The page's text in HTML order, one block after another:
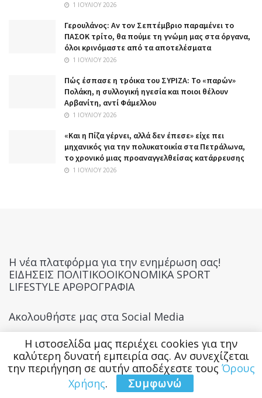
1 ΙΟΥΛΊΟΥ 2026
Γερουλάνος: Αν τον Σεπτέμβριο παραμένει το
ΠΑΣΟΚ τρίτο, θα πούμε τη γνώμη μας στα όργανα,
όλοι κρινόμαστε από τα αποτελέσματα
1 ΙΟΥΛΊΟΥ 2026
Πώς έσπασε η τρόικα του ΣΥΡΙΖΑ: Το «παρών»
Πολάκη, η συλλογική ηγεσία και ποιοι θέλουν
Αρβανίτη, αντί Φάμελλου
1 ΙΟΥΛΊΟΥ 2026
«Και η Πίζα γέρνει, αλλά δεν έπεσε» είχε πει
μηχανικός για την πολυκατοικία στα Πετράλωνα,
το χρονικό μιας προαναγγελθείσας κατάρρευσης
1 ΙΟΥΛΊΟΥ 2026
Η νέα πλατφόρμα για την ενημέρωση σας!
ΕΙΔΗΣΕΙΣ ΠΟΛΙΤΙΚΟΟΙΚΟΝΟΜΙΚΑ SPORT
Ακολουθήστε μας στα Social Media
Τελευταία Νέα
Η ιστοσελίδα μας περιέχει cookies για την
καλύτερη δυνατή εμπειρία σας. Αν συνεχίζεται
την περιήγηση σε αυτήν αποδέχεστε τους Όρους
Χρήσης. Συμφωνώ